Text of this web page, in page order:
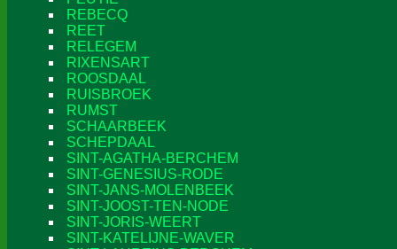
REBECQ
REET
RELEGEM
RIXENSART
ROOSDAAL
RUISBROEK
RUMST
SCHAARBEEK
SCHEPDAAL
SINT-AGATHA-BERCHEM
SINT-GENESIUS-RODE
SINT-JANS-MOLENBEEK
SINT-JOOST-TEN-NODE
SINT-JORIS-WEERT
SINT-KATELIJNE-WAVER